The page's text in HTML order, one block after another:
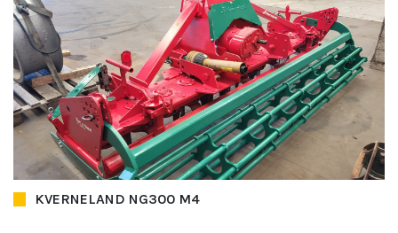
KVERNELAND NG300 M4